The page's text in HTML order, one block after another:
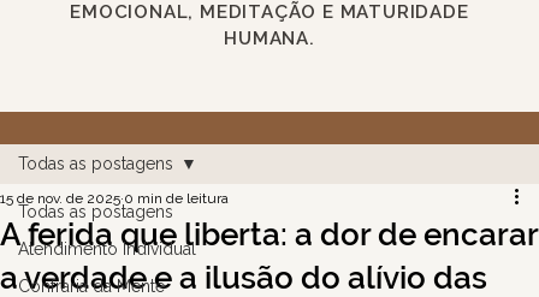
EMOCIONAL, MEDITAÇÃO E MATURIDADE
HUMANA.
Todas as postagens
Atendimento Individual
Confraria da Mente
Todas as postagens
A ferida que liberta: a dor de encarar
a verdade e a ilusão do alívio das
15 de nov. de 2025 0 min de leitura